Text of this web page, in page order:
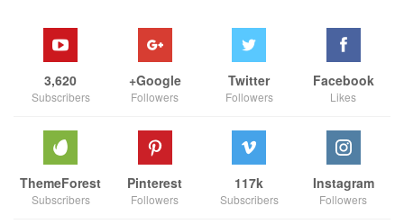
Facebook
Likes
Twitter
Followers
Google+
Followers
3,620
Subscribers
Instagram
Followers
117k
Subscribers
Pinterest
Followers
ThemeForest
Subscribers